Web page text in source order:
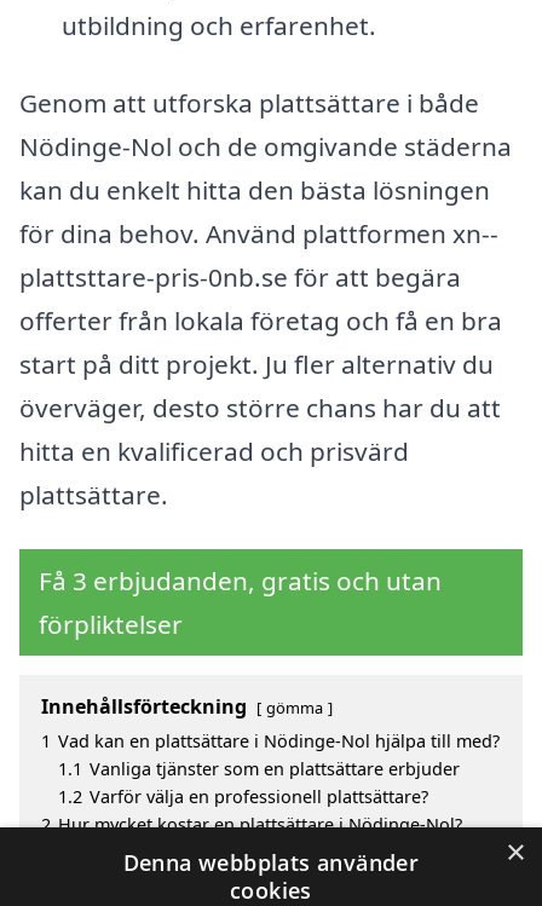
utbildning och erfarenhet.
Genom att utforska plattsättare i både
Nödinge-Nol och de omgivande städerna
kan du enkelt hitta den bästa lösningen
för dina behov. Använd plattformen xn--
plattsttare-pris-0nb.se för att begära
offerter från lokala företag och få en bra
start på ditt projekt. Ju fler alternativ du
överväger, desto större chans har du att
hitta en kvalificerad och prisvärd
plattsättare.
Få 3 erbjudanden, gratis och utan
förpliktelser
Innehållsförteckning gömma
1 Vad kan en plattsättare i Nödinge-Nol hjälpa till med?
1.1 Vanliga tjänster som en plattsättare erbjuder
1.2 Varför välja en professionell plattsättare?
2 Hur mycket kostar en plattsättare i Nödinge-Nol?
Fördelar med att välja plattsättare i Nödinge-Nol
Sök efter en skicklig plattsättare i de omgivande
×
Denna webbplats använder
cookies